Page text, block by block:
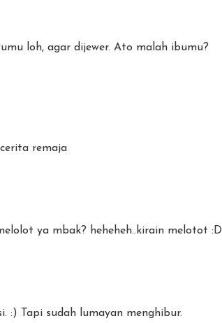
loh, agar dijewer. Ato malah ibumu?
cerita remaja
ya mbak? heheheh..kirain melotot :D
:) Tapi sudah lumayan menghibur.